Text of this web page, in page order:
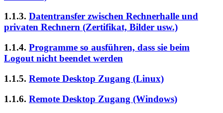
1.1.3. Datentransfer zwischen Rechnerhalle und
privaten Rechnern (Zertifikat, Bilder usw.)
1.1.4. Programme so ausführen, dass sie beim
Logout nicht beendet werden
1.1.5. Remote Desktop Zugang (Linux)
1.1.6. Remote Desktop Zugang (Windows)